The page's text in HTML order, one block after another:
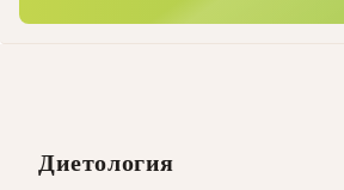
Диетология